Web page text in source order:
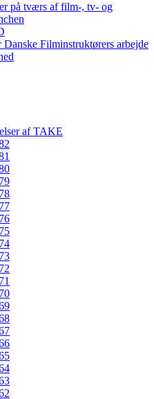
på tværs af film-, tv- og
Filminstruktørers arbejde
af TAKE